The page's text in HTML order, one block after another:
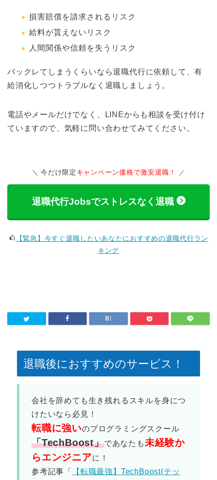
損害賠償を請求されるリスク
給料が貰えないリスク
人間関係や信頼を失うリスク
バックレてしまうくらいなら退職代行に依頼して、有
給消化しつつトラブルなく退職しましょう。
電話やメールだけでなく、LINEからも相談を受け付け
ていますので、気軽に問い合わせてみてください。
今だけ限定キャンペーン価格で激安退職！
退職代行Jobsでストレスなく退職
【緊急】今すぐ退職したいあなたにおすすめの退職代行ラン
キング
退職後におすすめのサービス！
会社を辞めても生き残れるスキルを身につ
けたいなら必見！
転職に強いのプログラミングスクール
「TechBoost」であなたも 未経験か
らエンジニアに！
参考記事「
【転職最強】TechBoost(テッ